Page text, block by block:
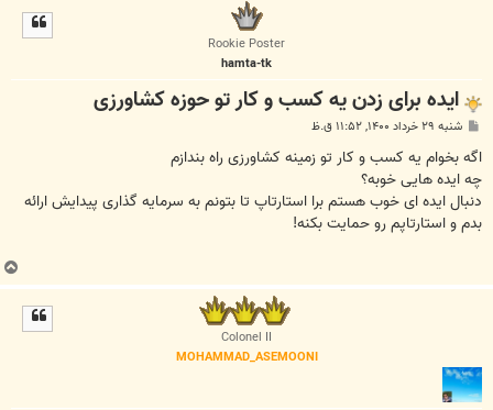
Rookie Poster
hamta-tk
ایده برای زدن یه کسب و کار تو حوزه کشاورزی
ت
شنبه ۲۹ خرداد ۱۴۰۰, ۱۱:۵۲ ق.ظ
اگه بخوام یه کسب و کار تو زمینه کشاورزی راه بندازم
چه ایده هایی خوبه؟
دنبال ایده ای خوب هستم برا استارتاپ تا بتونم به سرمایه گذاری پیدایش ارائه
بدم و استارتاپم رو حمایت بکنه!
Colonel II
MOHAMMAD_ASEMOONI